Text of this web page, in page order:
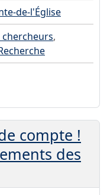
de-l'Église
,
compte !
des